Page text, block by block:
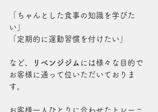
「ちゃんとした食事の知識を学びた
い」
「定期的に運動習慣を付けたい」
など、 リベンジジム には様々な目的で
お客様に通って位いただいておりま
す。
お客様一人ひとりに合わせたトレーニ